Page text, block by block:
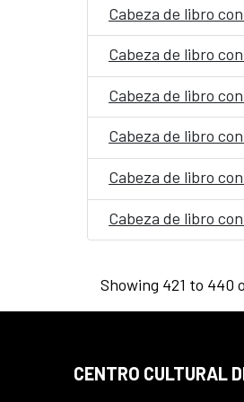
Cabeza de libro
Cabeza de libro
Cabeza de libro
Cabeza de libro
Cabeza de libro
Cabeza de libro
Showing 421 to 440
CENTRO CULTURAL